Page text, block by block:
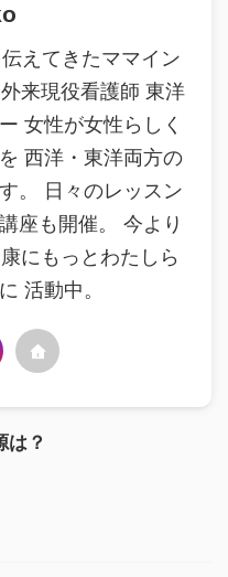
えてきたママイン
来現役看護師 東洋
女性が女性らしく
西洋・東洋両方の
。 日々のレッスン
座も開催。 今より
にもっとわたしら
活動中。
は？